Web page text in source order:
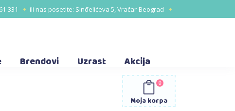
331 ili nas posetite: Sinđelićeva 5, Vračar-Beograd
Brendovi Uzrast Akcija
Moja korpa
0